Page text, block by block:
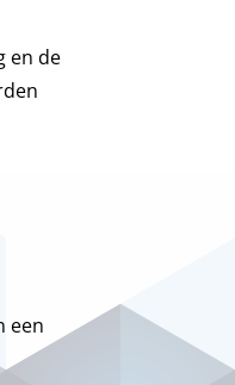
en de
een